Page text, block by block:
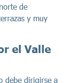
de
y muy
el Valle
debe dirigirse a